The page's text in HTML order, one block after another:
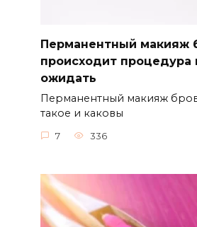
Перманентный макияж
происходит процедура
ожидать
Перманентный макияж
такое и каковы
7 336